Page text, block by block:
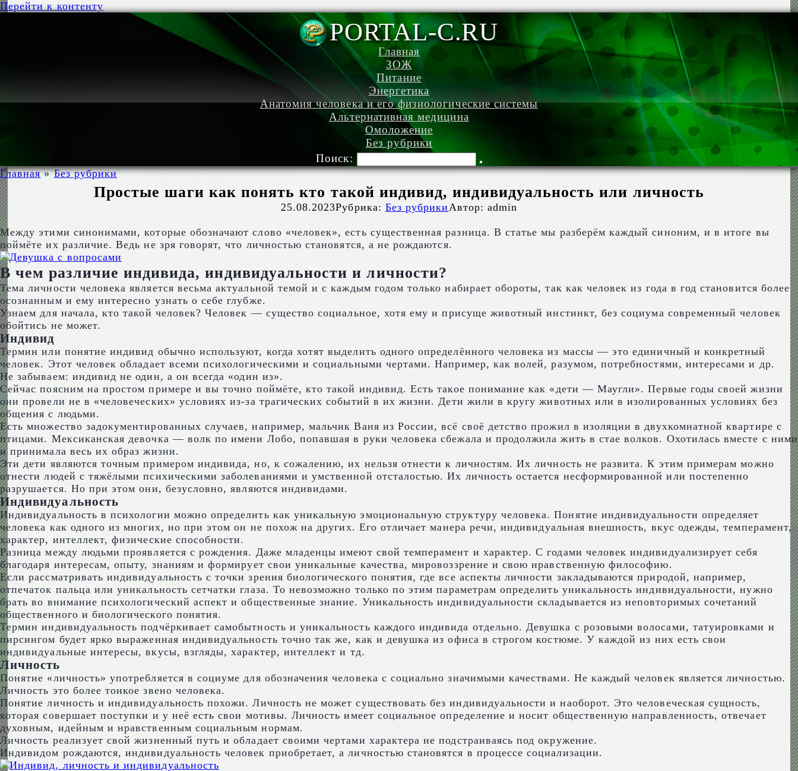
Перейти к контенту
PORTAL-C.RU
Главная
ЗОЖ
Питание
Энергетика
Анатомия человека и его физиологические системы
Альтернативная медицина
Омоложение
Без рубрики
Поиск:
Главная » Без рубрики
Простые шаги как понять кто такой индивид, индивидуальность или личность
25.08.2023Рубрика: Без рубрикиАвтор: admin
Между этими синонимами, которые обозначают слово «человек», есть существенная разница. В статье мы разберём каждый синоним, и в итоге вы
поймёте их различие. Ведь не зря говорят, что личностью становятся, а не рождаются.
В чем различие индивида, индивидуальности и личности?
Тема личности человека является весьма актуальной темой и с каждым годом только набирает обороты, так как человек из года в год становится более
осознанным и ему интересно узнать о себе глубже.
Узнаем для начала, кто такой человек? Человек — существо социальное, хотя ему и присуще животный инстинкт, без социума современный человек
обойтись не может.
Индивид
Термин или понятие индивид обычно используют, когда хотят выделить одного определённого человека из массы — это единичный и конкретный
человек. Этот человек обладает всеми психологическими и социальными чертами. Например, как волей, разумом, потребностями, интересами и др.
Не забываем: индивид не один, а он всегда «один из».
Сейчас поясним на простом примере и вы точно поймёте, кто такой индивид. Есть такое понимание как «дети — Маугли». Первые годы своей жизни
они провели не в «человеческих» условиях из-за трагических событий в их жизни. Дети жили в кругу животных или в изолированных условиях без
общения с людьми.
Есть множество задокументированных случаев, например, мальчик Ваня из России, всё своё детство прожил в изоляции в двухкомнатной квартире с
птицами. Мексиканская девочка — волк по имени Лобо, попавшая в руки человека сбежала и продолжила жить в стае волков. Охотилась вместе с ними
и принимала весь их образ жизни.
Эти дети являются точным примером индивида, но, к сожалению, их нельзя отнести к личностям. Их личность не развита. К этим примерам можно
отнести людей с тяжёлыми психическими заболеваниями и умственной отсталостью. Их личность остается несформированной или постепенно
разрушается. Но при этом они, безусловно, являются индивидами.
Индивидуальность
Индивидуальность в психологии можно определить как уникальную эмоциональную структуру человека. Понятие индивидуальности определяет
человека как одного из многих, но при этом он не похож на других. Его отличает манера речи, индивидуальная внешность, вкус одежды, темперамент,
характер, интеллект, физические способности.
Разница между людьми проявляется с рождения. Даже младенцы имеют свой темперамент и характер. С годами человек индивидуализирует себя
благодаря интересам, опыту, знаниям и формирует свои уникальные качества, мировоззрение и свою нравственную философию.
Если рассматривать индивидуальность с точки зрения биологического понятия, где все аспекты личности закладываются природой, например,
отпечаток пальца или уникальность сетчатки глаза. То невозможно только по этим параметрам определить уникальность индивидуальности, нужно
брать во внимание психологический аспект и общественные знание. Уникальность индивидуальности складывается из неповторимых сочетаний
общественного и биологического понятия.
Термин индивидуальность подчёркивает самобытность и уникальность каждого индивида отдельно. Девушка с розовыми волосами, татуировками и
пирсингом будет ярко выраженная индивидуальность точно так же, как и девушка из офиса в строгом костюме. У каждой из них есть свои
индивидуальные интересы, вкусы, взгляды, характер, интеллект и тд.
Личность
Понятие «личность» употребляется в социуме для обозначения человека с социально значимыми качествами. Не каждый человек является личностью.
Личность это более тонкое звено человека.
Понятие личность и индивидуальность похожи. Личность не может существовать без индивидуальности и наоборот. Это человеческая сущность,
которая совершает поступки и у неё есть свои мотивы. Личность имеет социальное определение и носит общественную направленность, отвечает
духовным, идейным и нравственным социальным нормам.
Личность реализует свой жизненный путь и обладает своими чертами характера не подстраиваясь под окружение.
Индивидом рождаются, индивидуальность человек приобретает, а личностью становятся в процессе социализации.